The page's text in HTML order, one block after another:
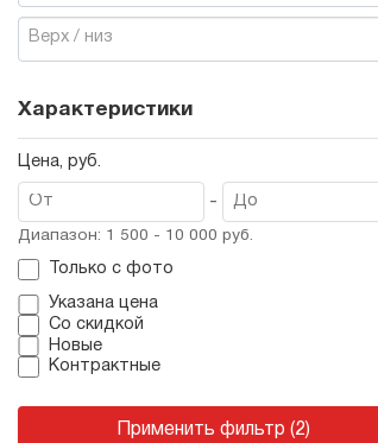
Верх / низ
Характеристики
Цена, руб.
-
Диапазон: 1 500 - 10 000 руб.
Только с фото
Указана цена
Со скидкой
Новые
Контрактные
Применить фильтр (2)